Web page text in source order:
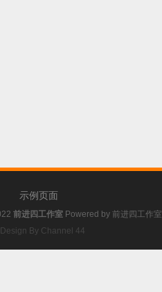
示例页面
前进四工作室 Powered by 前进四工作室
Design By Channel 44